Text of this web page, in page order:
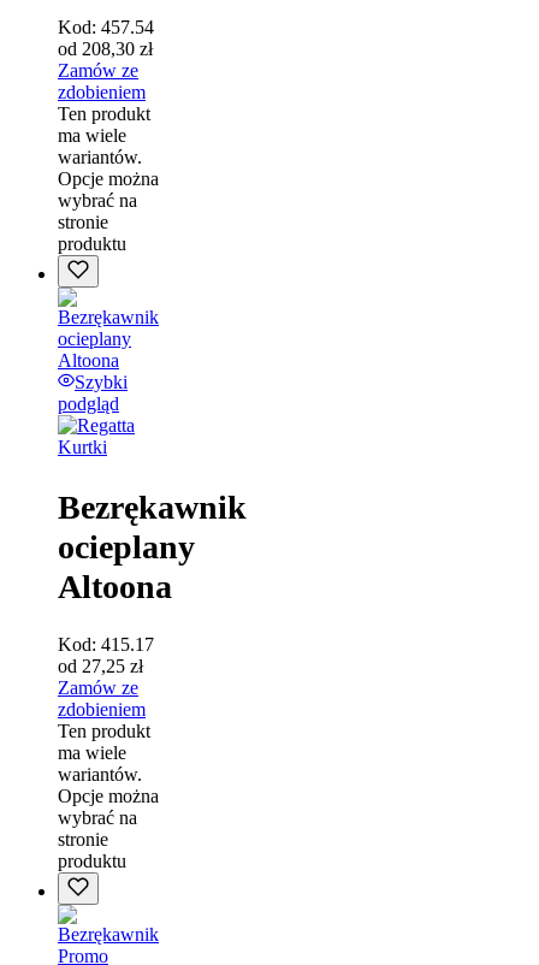
Kod: 457.54
od 208,30 zł
Zamów ze
zdobieniem
Ten produkt
ma wiele
wariantów.
Opcje można
wybrać na
stronie
produktu
Szybki
podgląd
Kurtki
Bezrękawnik
ocieplany
Altoona
Kod: 415.17
od 27,25 zł
Zamów ze
zdobieniem
Ten produkt
ma wiele
wariantów.
Opcje można
wybrać na
stronie
produktu